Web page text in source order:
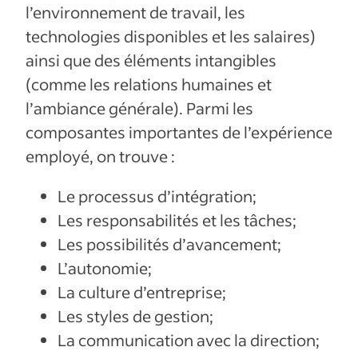
l’environnement de travail, les
technologies disponibles et les salaires)
ainsi que des éléments intangibles
(comme les relations humaines et
l’ambiance générale). Parmi les
composantes importantes de l’expérience
employé, on trouve :
Le processus d’intégration;
Les responsabilités et les tâches;
Les possibilités d’avancement;
L’autonomie;
La culture d’entreprise;
Les styles de gestion;
La communication avec la direction;